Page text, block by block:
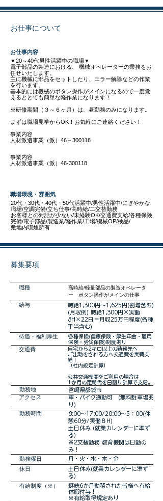
お仕事について
​お仕事内容
▼20～40代男性活躍中の職場▼
電子部品の製造における、 機械オペレーターの業務をお
任せいたします。
主に機械に部品をセットしたり、エラー解除などの作業
を行います。
​基本的には機械のボタン操作がメインになるので一度覚
えるととても簡単な軽作業になります！
※研修期間（３～６ヶ月）は、昼勤務のみになります。
​まずは職場見学からOK！お気軽にご連絡ください！
事業内容
人材派遣事業（派）46－300118
事業内容
人材派遣事業（派）46-300118
職場環境・雰囲気
20代・30代・40代・50代活躍中/男性活躍中/にぎやかな
職場/空調完備/立ち仕事/高時給/二交替勤務
​お客様との対話が少ない/未経験OK/交通費支給/各種保険
完備/電子部品/製造業/軽作業/工場/機械OP/検品/
敷地内喫煙所有
募集要項
職種
高時給/軽量部品の製造オペレータ
ー ボタン操作がメインの仕事
時給1,300円〜1,625円(割増含む)
​(月収例) 時給1,300円×実働
8H×22日＝月収25万円程度(各種
手当含む)
​給与
​待遇・福利厚生
各種保険(健康保険・厚生年金・雇用
保険・労災保険)制度あり
交通費
自宅から2キロ以上の勤務先へ
ご出勤をされる方へ交通費を実費支
給！
（社内規定計算）
公共交通機関をご利用の場合は
1か月の定期代を日割り計算で支給。
勤務地 宮崎県都城市
アクセス
車・バイク通勤可 (無料駐車場あ
り)
8:00～17:00/20:00～5：00(休
憩60分/実働８H)
土日休み (就業カレンダーに準ず
る）​
※2交替勤務 教育機関は日勤の
み！
勤務時間
勤務曜日 月・火・水・木・金
休日
土日休み(就業カレンダーに準ず
る)
有給制度（※）
継続6か月勤務された皆様へ有給
休暇付与！
※有給取得規定あり